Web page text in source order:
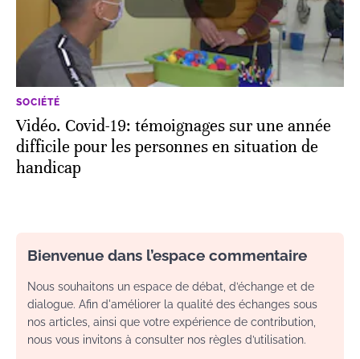
SOCIÉTÉ
Vidéo. Covid-19: témoignages sur une année
difficile pour les personnes en situation de
handicap
Bienvenue dans l’espace commentaire
Nous souhaitons un espace de débat, d’échange et de
dialogue. Afin d'améliorer la qualité des échanges sous
nos articles, ainsi que votre expérience de contribution,
nous vous invitons à consulter nos règles d’utilisation.